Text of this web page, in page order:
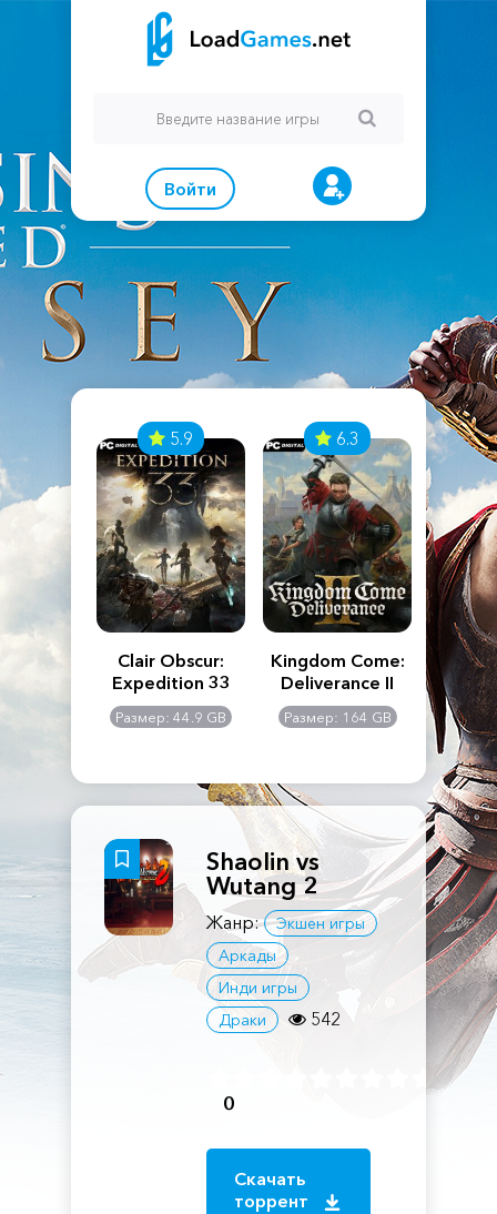
Войти
Creed
5.9
Clair Obscur:
Expedition 33
Размер: 44.9 GB
6.3
Kingdom Come:
Deliverance II
Размер: 164 GB
The
Shaolin vs
Wutang 2
Жанр:
Экшен игры
Аркады
Инди игры
Драки
542
0
Скачать
торрент